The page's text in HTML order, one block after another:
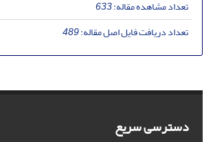
تعداد مشاهده مقاله:633
تعداد دریافت فایل اصل مقاله:489
دسترسی سریع